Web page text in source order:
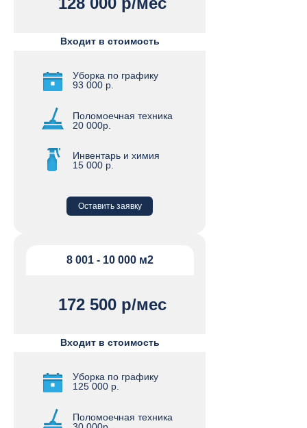
Входит в стоимость
Уборка по графику
93 000 р.
Поломоечная техника
20 000р.
Инвентарь и химия
15 000 р.
Оставить заявку
8 001 - 10 000 м2
172 500 р/мес
Входит в стоимость
Уборка по графику
125 000 р.
Поломоечная техника